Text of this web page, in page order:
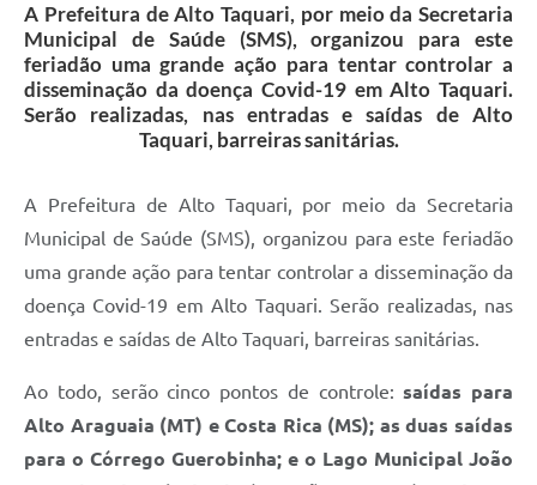
A Prefeitura de Alto Taquari, por meio da Secretaria
Municipal de Saúde (SMS), organizou para este
feriadão uma grande ação para tentar controlar a
disseminação da doença Covid-19 em Alto Taquari.
Serão realizadas, nas entradas e saídas de Alto
Taquari, barreiras sanitárias.
A Prefeitura de Alto Taquari, por meio da Secretaria
Municipal de Saúde (SMS), organizou para este feriadão
uma grande ação para tentar controlar a disseminação da
doença Covid-19 em Alto Taquari. Serão realizadas, nas
entradas e saídas de Alto Taquari, barreiras sanitárias.
Ao todo, serão cinco pontos de controle:saídas para
Alto Araguaia (MT) e Costa Rica (MS); as duas saídas
para o Córrego Guerobinha; e o Lago Municipal João